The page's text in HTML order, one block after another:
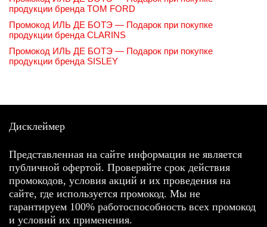
продукции бренда TOM FORD
Промокод ИЛЬ ДЕ БОТЭ — Подарок при покупке
продукции бренда CLARINS
Промокод ИЛЬ ДЕ БОТЭ — Подарок при покупке
продукции бренда SISLEY
Дисклеймер
Представленная на сайте информация не является
публичной офертой. Проверяйте срок действия
промокодов, условия акций и их проведения на
сайте, где используется промокод. Мы не
гарантируем 100% работоспособность всех промокод
и условий их применения.